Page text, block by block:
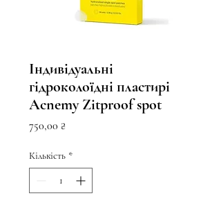
Індивідуальні
гідроколоїдні пластирі
Acnemy Zitproof spot
750,00 ₴
Кількість *